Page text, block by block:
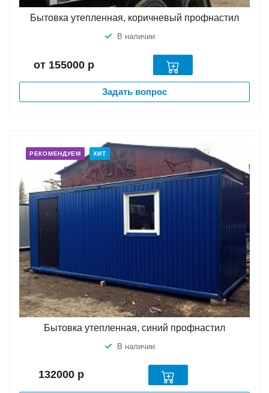
Бытовка утепленная, коричневый профнастил
В наличии
от 155000 р
Задать вопрос
РЕКОМЕНДУЕМ ХИТ
Бытовка утепленная, синий профнастил
В наличии
132000 р